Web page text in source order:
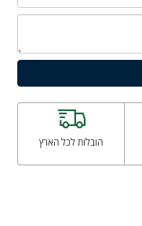
הובלות לכל הארץ